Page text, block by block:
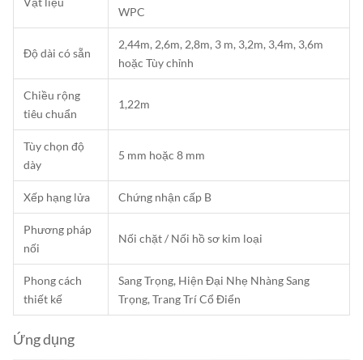
WPC
Độ dài có sẵn
2,44m, 2,6m, 2,8m, 3 m, 3,2m, 3,4m, 3,6m
hoặc Tùy chỉnh
Chiều rộng
tiêu chuẩn
1,22m
Tùy chọn độ
dày
5 mm hoặc 8 mm
Xếp hạng lửa Chứng nhận cấp B
Phương pháp
nối
Nối chặt / Nối hồ sơ kim loại
Phong cách
thiết kế
Sang Trọng, Hiện Đại Nhẹ Nhàng Sang
Trọng, Trang Trí Cổ Điển
Ứng dụng